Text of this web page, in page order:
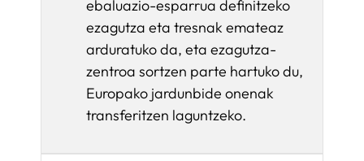
ebaluazio-esparrua definitzeko
ezagutza eta tresnak emateaz
arduratuko da, eta ezagutza-
zentroa sortzen parte hartuko du,
Europako jardunbide onenak
transferitzen laguntzeko.